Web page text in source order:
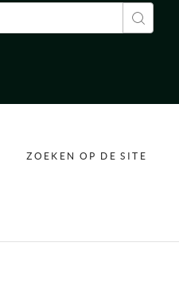
ZOEKEN OP DE SITE